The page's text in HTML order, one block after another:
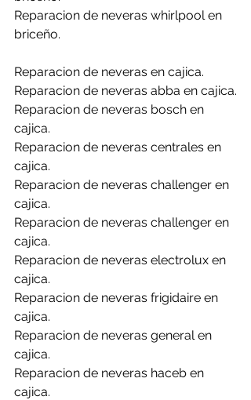
Reparacion de neveras whirlpool en
briceño.
Reparacion de neveras en cajica.
Reparacion de neveras abba en cajica.
Reparacion de neveras bosch en
cajica.
Reparacion de neveras centrales en
cajica.
Reparacion de neveras challenger en
cajica.
Reparacion de neveras challenger en
cajica.
Reparacion de neveras electrolux en
cajica.
Reparacion de neveras frigidaire en
cajica.
Reparacion de neveras general en
cajica.
Reparacion de neveras haceb en
cajica.